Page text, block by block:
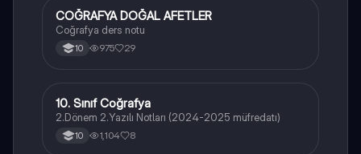
Coğrafya
COĞRAFYA DOĞAL AFETLER
Coğrafya ders notu
10 975 29
Coğrafya
10. Sınıf Coğrafya
2.Dönem 2.Yazılı Notları (2024-2025 müfredatı)
10 1,104 8